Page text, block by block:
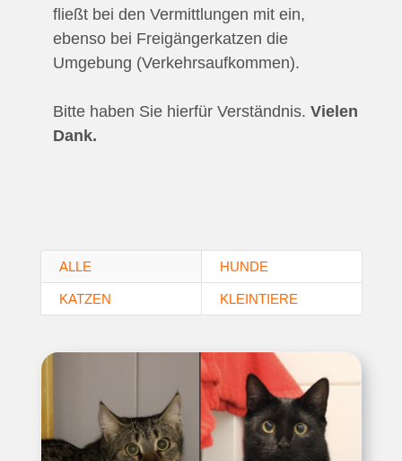
fließt bei den Vermittlungen mit ein,
ebenso bei Freigängerkatzen die
Umgebung (Verkehrsaufkommen).
Bitte haben Sie hierfür Verständnis. Vielen
Dank.
ALLE HUNDE
KATZEN KLEINTIERE